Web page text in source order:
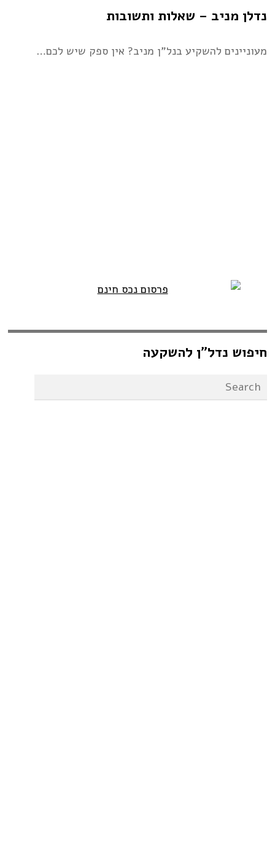
נדלן מניב – שאלות ותשובות
מעוניינים להשקיע בנל”ן מניב? אין ספק שיש לכם…
חיפוש נדל”ן להשקעה